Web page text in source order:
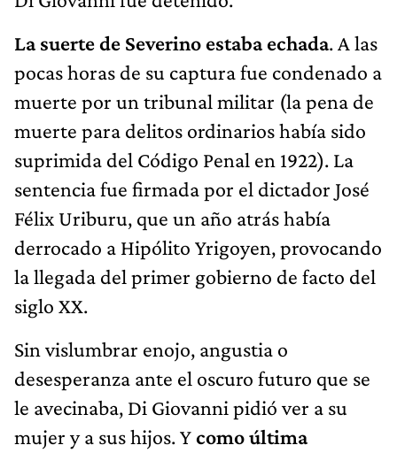
La suerte de Severino estaba echada. A las
pocas horas de su captura fue condenado a
muerte por un tribunal militar (la pena de
muerte para delitos ordinarios había sido
suprimida del Código Penal en 1922). La
sentencia fue firmada por el dictador José
Félix Uriburu, que un año atrás había
derrocado a Hipólito Yrigoyen, provocando
la llegada del primer gobierno de facto del
siglo XX.
Sin vislumbrar enojo, angustia o
desesperanza ante el oscuro futuro que se
le avecinaba, Di Giovanni pidió ver a su
mujer y a sus hijos. Ycomo última